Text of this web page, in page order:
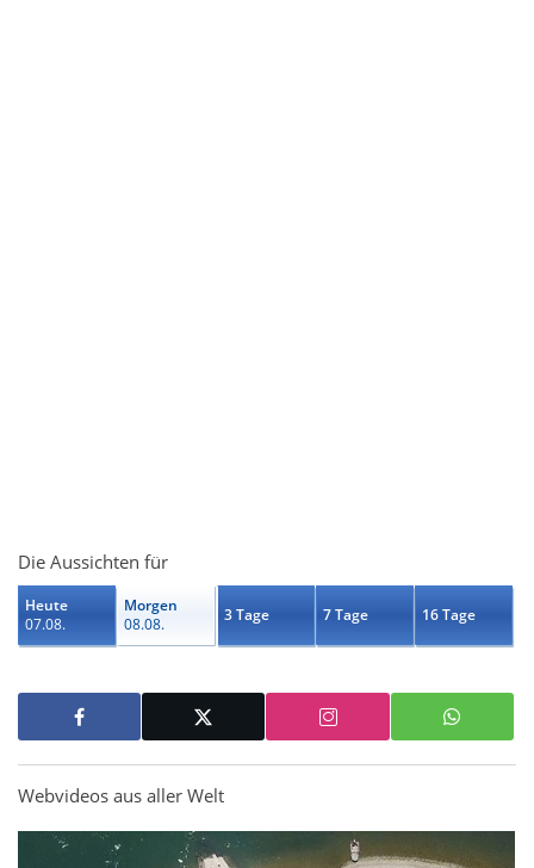
Die Aussichten für
Heute
07.08.
Morgen
08.08.
3 Tage 7 Tage 16 Tage
Webvideos aus aller Welt